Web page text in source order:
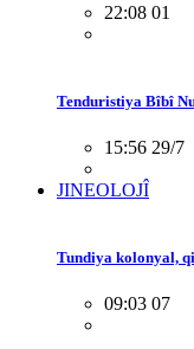
22:08 01
Tenduristiya Bîbî
15:56 29/7
JINEOLOJÎ
Tundiya kolonyal,
09:03 07